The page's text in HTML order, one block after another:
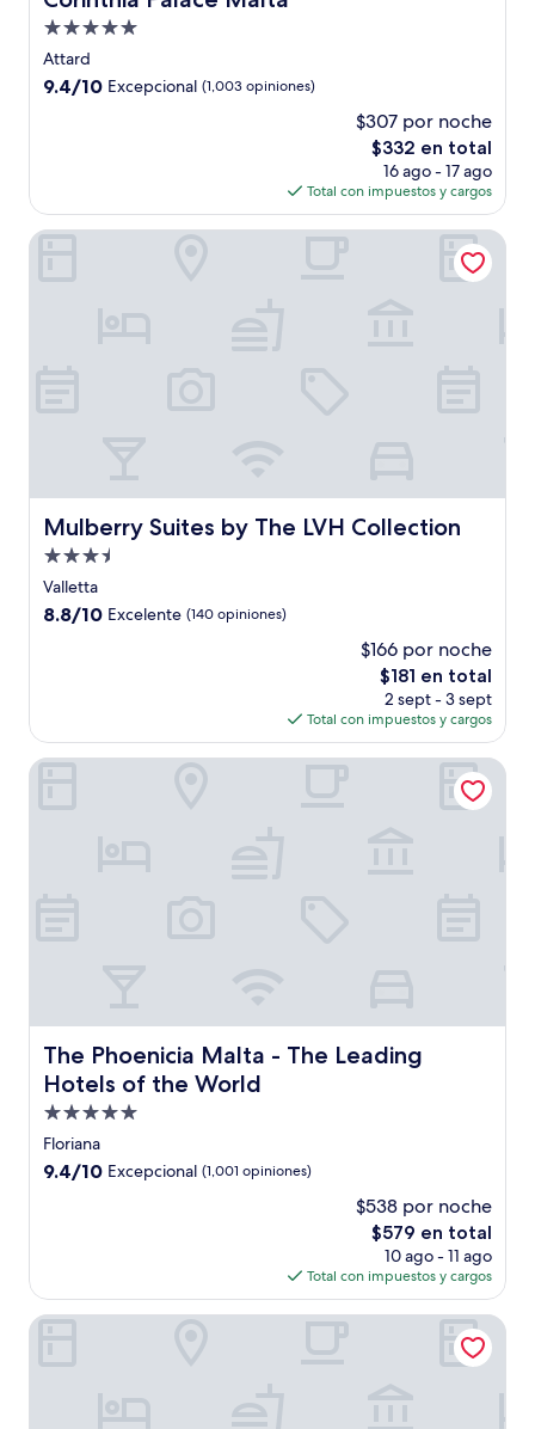
Propiedad
de
5.0
Attard
9.4
9.4/10 Excepcional (1,003 opiniones)
$307 por noche
El
precio
actual
es
de
$332 en total
16 ago - 17 ago
Total con impuestos y cargos
Mulberry Suites by The LVH Collection
Mulberry Suites by The LVH Collection
Propiedad
de
3.5
Valletta
8.8
8.8/10 Excelente (140 opiniones)
$166 por noche
El
precio
actual
es
de
$181 en total
2 sept - 3 sept
Total con impuestos y cargos
Mulberry Suites by The LVH Collection
The Phoenicia Malta - The Leading
Hotels of the World
The Phoenicia Malta - The Leading Hotels of the World
Propiedad
de
5.0
Floriana
9.4
9.4/10 Excepcional (1,001 opiniones)
$538 por noche
El
precio
actual
es
de
$579 en total
10 ago - 11 ago
Total con impuestos y cargos
The Phoenicia Malta - The Leading Hotels of the World
Mr. Todd Hotel